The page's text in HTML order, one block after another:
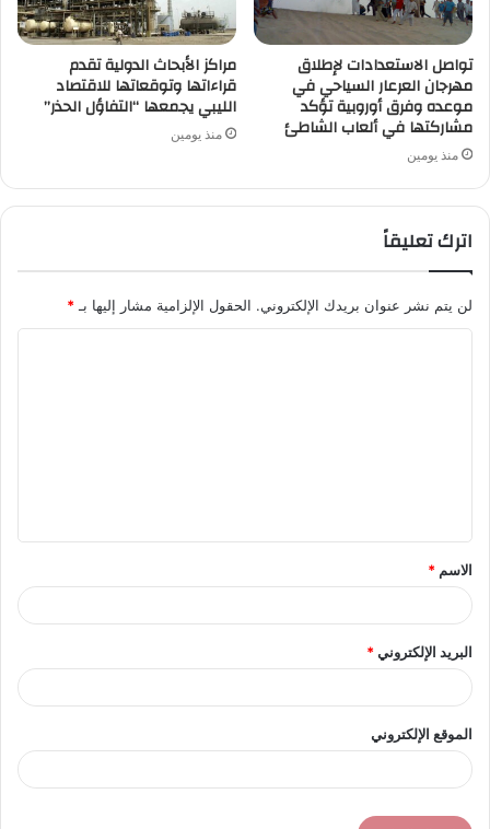
تواصل الاستعدادات لإطلاق
مهرجان العرعار السياحي في
موعده وفرق أوروبية تؤكد
مشاركتها في ألعاب الشاطئ
منذ يومين
مراكز الأبحاث الدولية تقدم
قراءاتها وتوقعاتها للاقتصاد
الليبي يجمعها “التفاؤل الحذر”
منذ يومين
اترك تعليقاً
لن يتم نشر عنوان بريدك الإلكتروني. الحقول الإلزامية مشار إليها بـ*
ق
*
الاسم *
البريد الإلكتروني*
الموقع الإلكتروني